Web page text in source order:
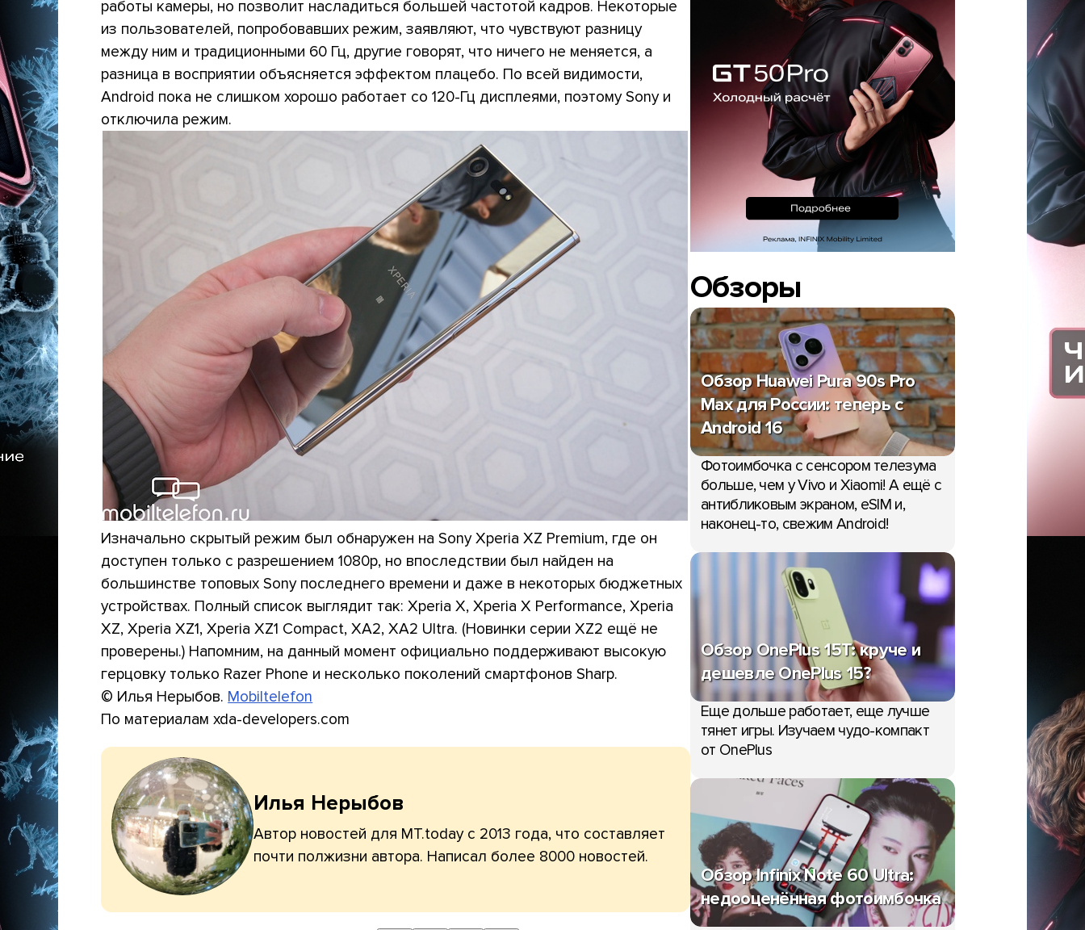
работы камеры, но позволит насладиться большей частотой кадров. Некоторые
из пользователей, попробовавших режим, заявляют, что чувствуют разницу
между ним и традиционными 60 Гц, другие говорят, что ничего не меняется, а
разница в восприятии объясняется эффектом плацебо. По всей видимости,
Android пока не слишком хорошо работает со 120-Гц дисплеями, поэтому Sony и
отключила режим.
Изначально скрытый режим был обнаружен на Sony Xperia XZ Premium, где он
доступен только с разрешением 1080p, но впоследствии был найден на
большинстве топовых Sony последнего времени и даже в некоторых бюджетных
устройствах. Полный список выглядит так: Xperia X, Xperia X Performance, Xperia
XZ, Xperia XZ1, Xperia XZ1 Compact, XA2, XA2 Ultra. (Новинки серии XZ2 ещё не
проверены.) Напомним, на данный момент официально поддерживают высокую
герцовку только Razer Phone и несколько поколений смартфонов Sharp.
© Илья Нерыбов. Mobiltelefon
По материалам xda-developers.com
Илья Нерыбов
Автор новостей для MT.today с 2013 года, что составляет
почти полжизни автора. Написал более 8000 новостей.
Обзоры
Обзор Huawei Pura 90s Pro
Max для России: теперь с
Android 16
Фотоимбочка с сенсором телезума
больше, чем у Vivo и Xiaomi! А ещё с
антибликовым экраном, eSIM и,
наконец-то, свежим Android!
Обзор OnePlus 15T: круче и
дешевле OnePlus 15?
Еще дольше работает, еще лучше
тянет игры. Изучаем чудо-компакт
от OnePlus
Обзор Infinix Note 60 Ultra:
недооценённая фотоимбочка